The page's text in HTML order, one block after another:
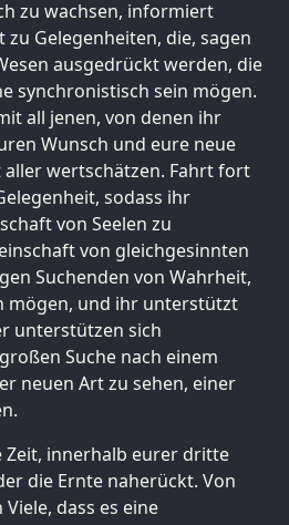
zu wachsen, informiert
Gelegenheiten, die, sagen
ausgedrückt werden, die
synchronistisch sein mögen.
all jenen, von denen ihr
Wunsch und eure neue
wertschätzen. Fahrt fort
sodass ihr
von Seelen zu
von gleichgesinnten
Suchenden von Wahrheit,
mögen, und ihr unterstützt
unterstützen sich
Suche nach einem
neuen Art zu sehen, einer
Zeit, innerhalb eurer dritte
die Ernte naherückt. Von
dass es eine